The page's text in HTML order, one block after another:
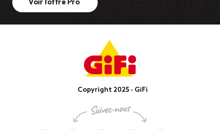
Voir l’offre Pro
Copyright 2025 - GiFi